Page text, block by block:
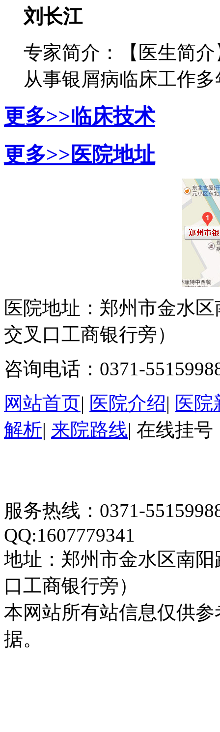
刘长江
专家简介：【医生简
从事银屑病临床工作多
更多>>临床技术
更多>>医院地址
医院地址：郑州市金水
交叉口工商银行旁）
咨询电话：0371-
网站首页| 医院介绍| 医院
解析| 来院路线| 在线挂号
服务热线：0371-
QQ:1607779341
地址：郑州市金水区南
口工商银行旁）
本网站所有站信息仅供
据。